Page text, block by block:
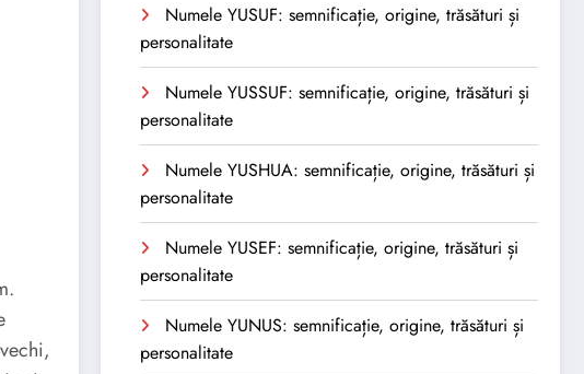
Numele YUSUF: semnificație, origine, trăsături și
personalitate
Numele YUSSUF: semnificație, origine, trăsături și
personalitate
Numele YUSHUA: semnificație, origine, trăsături și
personalitate
Numele YUSEF: semnificație, origine, trăsături și
personalitate
Numele YUNUS: semnificație, origine, trăsături și
personalitate